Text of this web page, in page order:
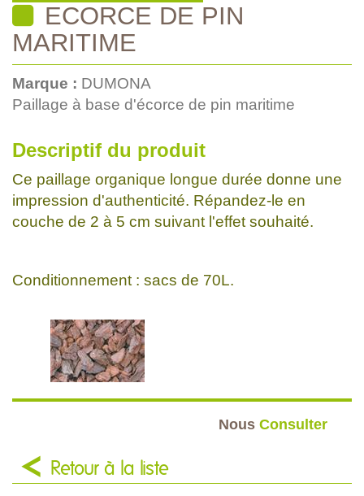
ECORCE DE PIN
MARITIME
Marque : DUMONA
Paillage à base d'écorce de pin maritime
Descriptif du produit
Ce paillage organique longue durée donne une
impression d'authenticité. Répandez-le en
couche de 2 à 5 cm suivant l'effet souhaité.
Conditionnement : sacs de 70L.
Nous Consulter
Retour à la liste